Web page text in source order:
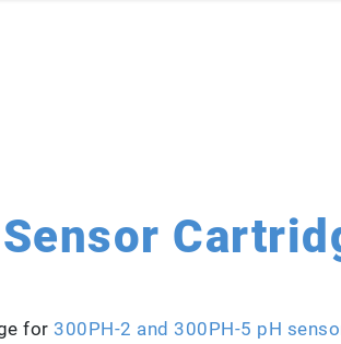
for 300PH-2 and 300PH-5 pH